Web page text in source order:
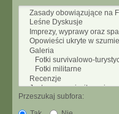
Przeszukaj subfora: